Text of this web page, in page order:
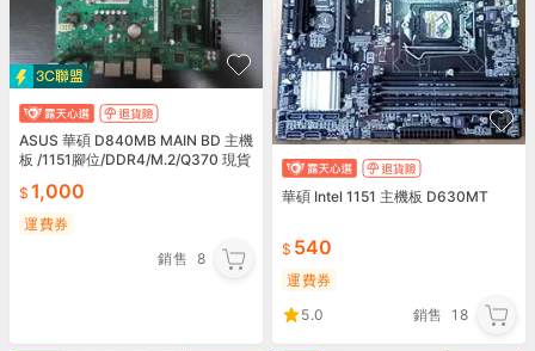
ASUS 華碩 D840MB MAIN BD 主機
板 /1151腳位/DDR4/M.2/Q370 現貨
1,000
運費券
銷售 8
華碩 Intel 1151 主機板 D630MT
540
運費券
5.0
銷售 18